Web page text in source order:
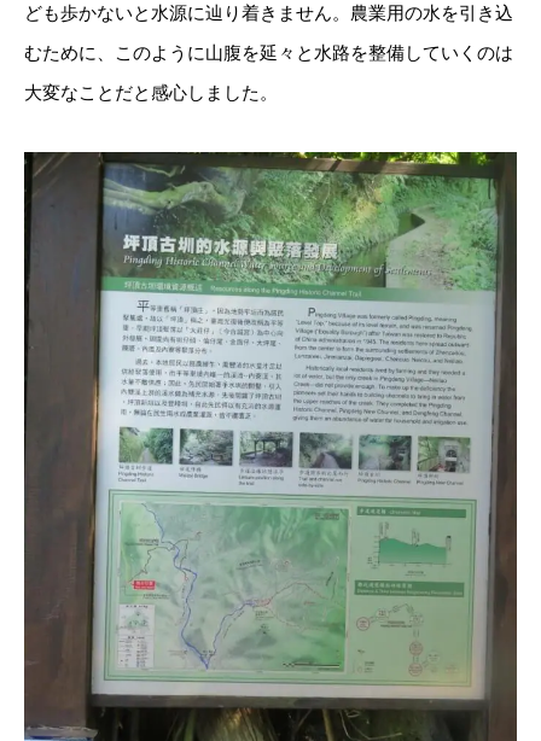
ども歩かないと水源に辿り着きません。農業用の水を引き込
むために、このように山腹を延々と水路を整備していくのは
大変なことだと感心しました。